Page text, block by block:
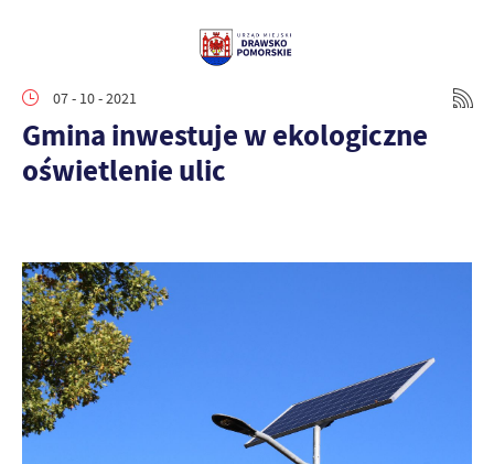
07 - 10 - 2021
Gmina inwestuje w ekologiczne
oświetlenie ulic